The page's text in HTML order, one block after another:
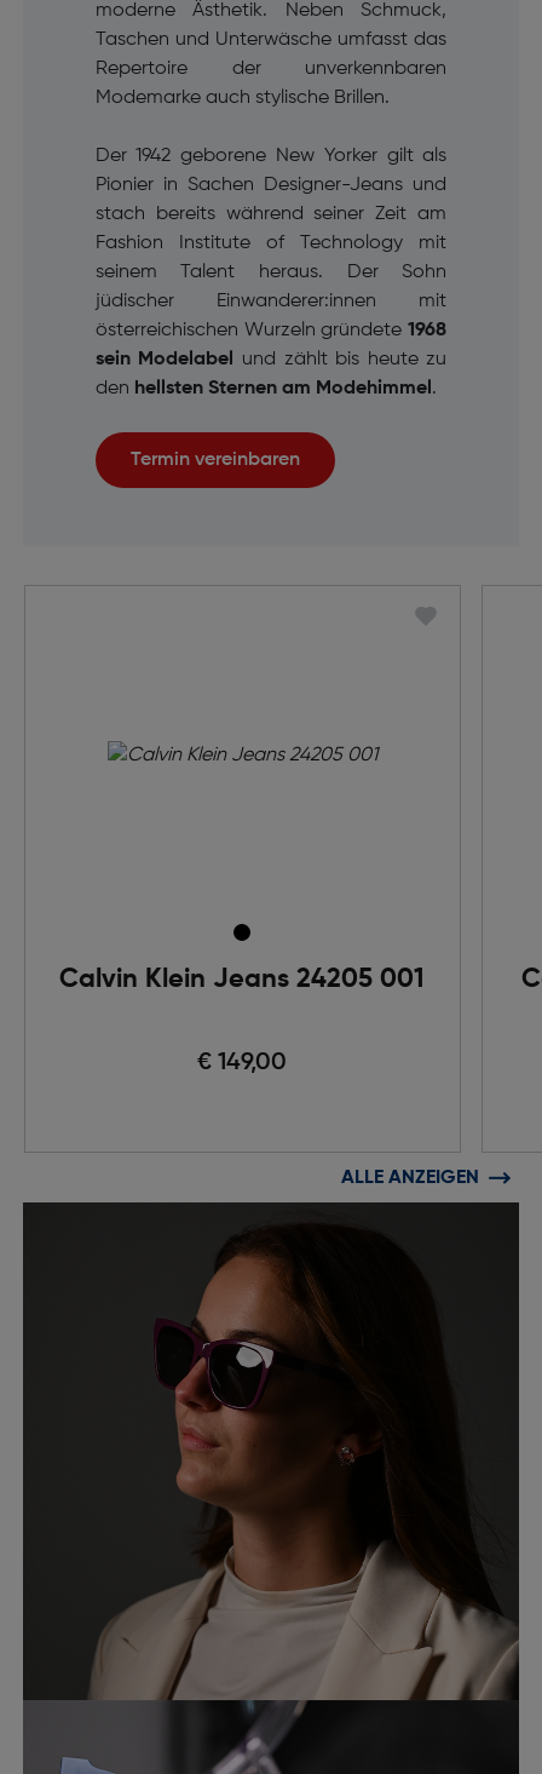
moderne Ästhetik. Neben Schmuck,
Taschen und Unterwäsche umfasst das
Repertoire der unverkennbaren
Modemarke auch stylische Brillen.
Der 1942 geborene New Yorker gilt als
Pionier in Sachen Designer-Jeans und
stach bereits während seiner Zeit am
Fashion Institute of Technology mit
seinem Talent heraus. Der Sohn
jüdischer Einwanderer:innen mit
österreichischen Wurzeln gründete1968
sein Modelabel
und zählt bis heute zu
den hellsten Sternen am Modehimmel .
Termin vereinbaren
Calvin Klein Jeans 24205 001
€ 149,00
ALLE ANZEIGEN